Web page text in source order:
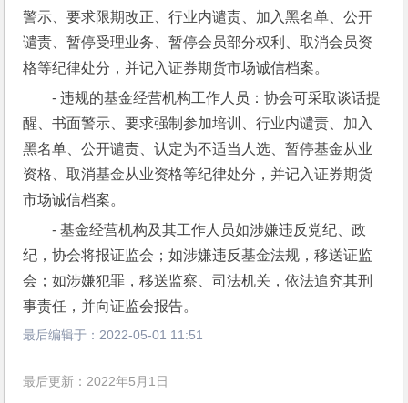
警示、要求限期改正、行业内谴责、加入黑名单、公开
谴责、暂停受理业务、暂停会员部分权利、取消会员资
格等纪律处分，并记入证券期货市场诚信档案。
- 违规的基金经营机构工作人员：协会可采取谈话提
醒、书面警示、要求强制参加培训、行业内谴责、加入
黑名单、公开谴责、认定为不适当人选、暂停基金从业
资格、取消基金从业资格等纪律处分，并记入证券期货
市场诚信档案。
- 基金经营机构及其工作人员如涉嫌违反党纪、政
纪，协会将报证监会；如涉嫌违反基金法规，移送证监
会；如涉嫌犯罪，移送监察、司法机关，依法追究其刑
事责任，并向证监会报告。
最后编辑于： 2022-05-01 11:51
最后更新：2022年5月1日